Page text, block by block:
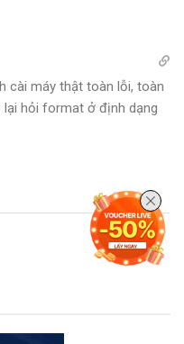
cài máy thật toàn lỗi, toàn
lại hỏi format ở định dạng